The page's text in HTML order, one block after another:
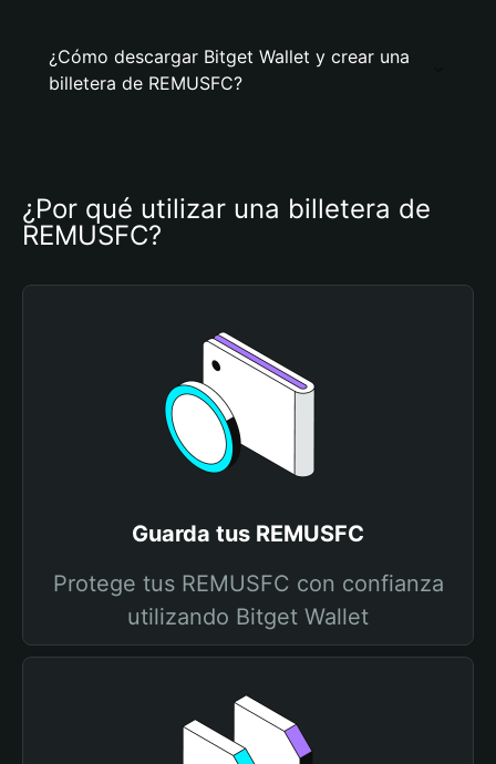
¿Cómo descargar Bitget Wallet y crear una
billetera de REMUSFC?
¿Por qué utilizar una billetera de
REMUSFC?
Guarda tus REMUSFC
Protege tus REMUSFC con confianza
utilizando Bitget Wallet